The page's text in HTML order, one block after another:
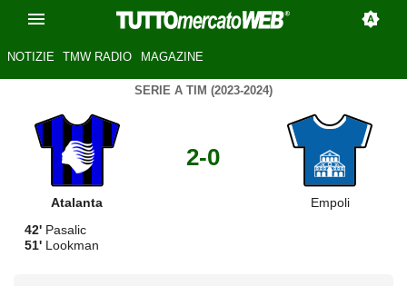
NOTIZIE TMW RADIO MAGAZINE
SERIE A TIM (2023-2024)
Atalanta
2-0
Empoli
42' Pasalic
51' Lookman